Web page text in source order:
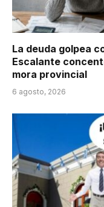
La deuda golpea
Escalante
mora provincial
6 agosto, 2026